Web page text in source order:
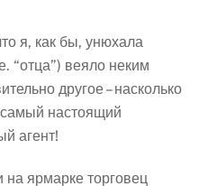
я, как бы, унюхала
“отца”) веяло неким
другое – насколько
самый настоящий
агент!
на ярмарке торговец